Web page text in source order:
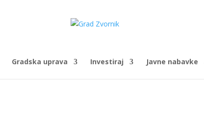
Gradska uprava Investiraj Javne nabavke